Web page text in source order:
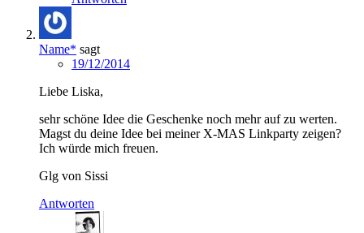
Name* sagt
19/12/2014
Liebe Liska,
sehr schöne Idee die Geschenke noch mehr auf zu werten.
Magst du deine Idee bei meiner X-MAS Linkparty zeigen?
Ich würde mich freuen.
Glg von Sissi
Antworten